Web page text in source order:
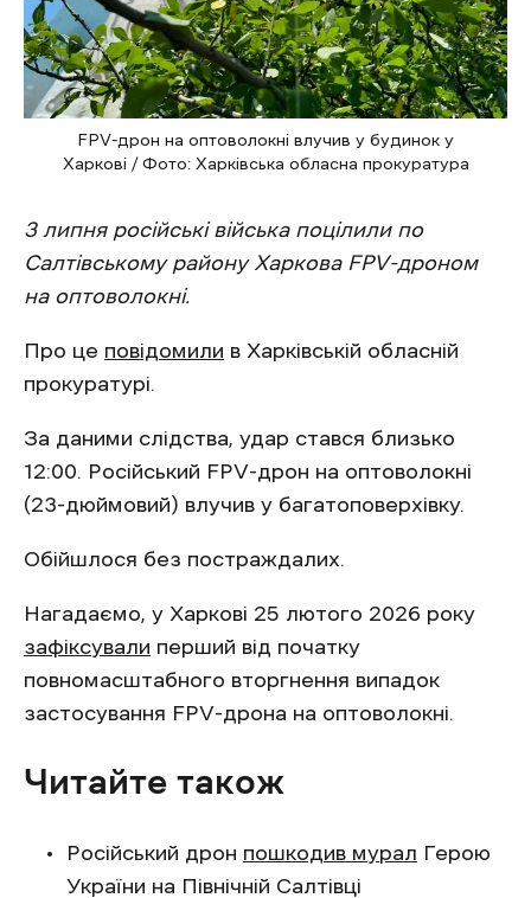
FPV-дрон на оптоволокні влучив у будинок у
Харкові / Фото: Харківська обласна прокуратура
3 липня російські війська поцілили по
Салтівському району Харкова FPV-дроном
на оптоволокні.
Про це повідомили в Харківській обласній
прокуратурі.
За даними слідства, удар стався близько
12:00. Російський FPV-дрон на оптоволокні
(23-дюймовий) влучив у багатоповерхівку.
Обійшлося без постраждалих.
Нагадаємо, у Харкові 25 лютого 2026 року
зафіксували перший від початку
повномасштабного вторгнення випадок
застосування FPV-дрона на оптоволокні.
Читайте також
Російський дрон пошкодив мурал Герою
України на Північній Салтівці